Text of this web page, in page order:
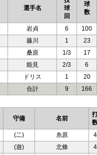
選手名
球
回
球
数
岩貞 6 100
藤川
1 23
桑原
1/3 17
能見
2/3 6
ドリス 1 20
合計
9 166
守備 名前
(二) 糸原 4
(遊) 北條 4